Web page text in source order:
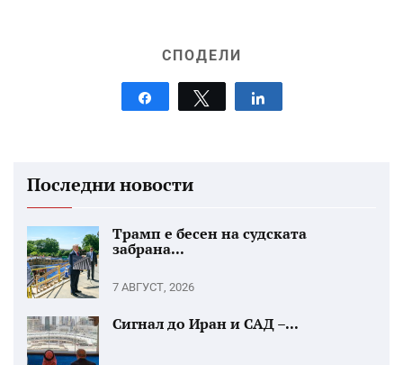
СПОДЕЛИ
Tweet
Последни новости
Трамп е бесен на судската
забрана...
7 АВГУСТ, 2026
Сигнал до Иран и САД –...